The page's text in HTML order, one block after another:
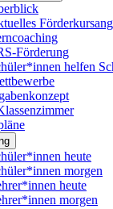
Förderung
helfen
heute
morgen
heute
morgen